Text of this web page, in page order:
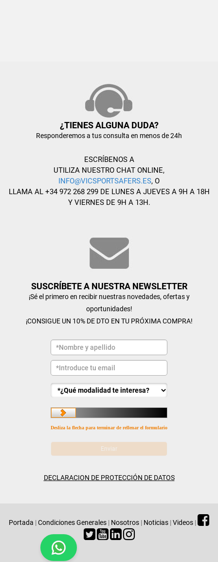
¿TIENES ALGUNA DUDA?
Responderemos a tus consulta en menos de 24h
ESCRÍBENOS A
UTILIZA NUESTRO CHAT ONLINE,
INFO@VICSPORTSAFERS.ES, O
LLAMA AL +34 972 268 299 DE LUNES A JUEVES A 9H A 18H
Y VIERNES DE 9H A 13H.
SUSCRÍBETE A NUESTRA NEWSLETTER
¡Sé el primero en recibir nuestras novedades, ofertas y
oportunidades!
¡CONSIGUE UN 10% DE DTO EN TU PRÓXIMA COMPRA!
Desliza la flecha para terminar de rellenar el formulario
DECLARACION DE PROTECCIÓN DE DATOS
Portada |Condiciones Generales | Nosotros | Noticias |Videos |